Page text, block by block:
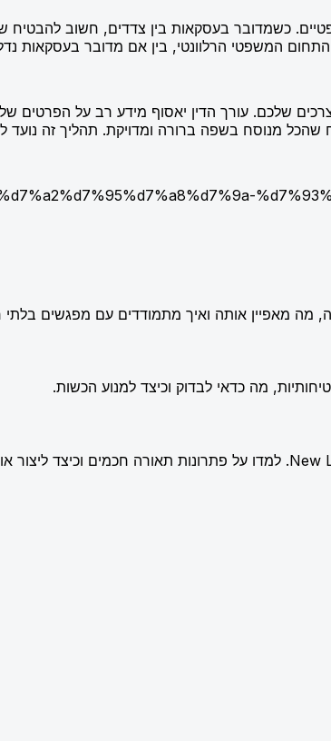
כשמדובר בעסקאות בין צדדים, חשוב להבטיח
המשפטי הרלוונטי, בין אם מדובר בעסקאות
שלכם. עורך הדין יאסוף מידע רב על
שהכל מנוסח בשפה ברורה ומדויקת. תהליך זה נועד
מאפיין אותה ואיך מתמודדים עם מפגשים בלתי
מה כדאי לבדוק וכיצד למנוע הכשות.